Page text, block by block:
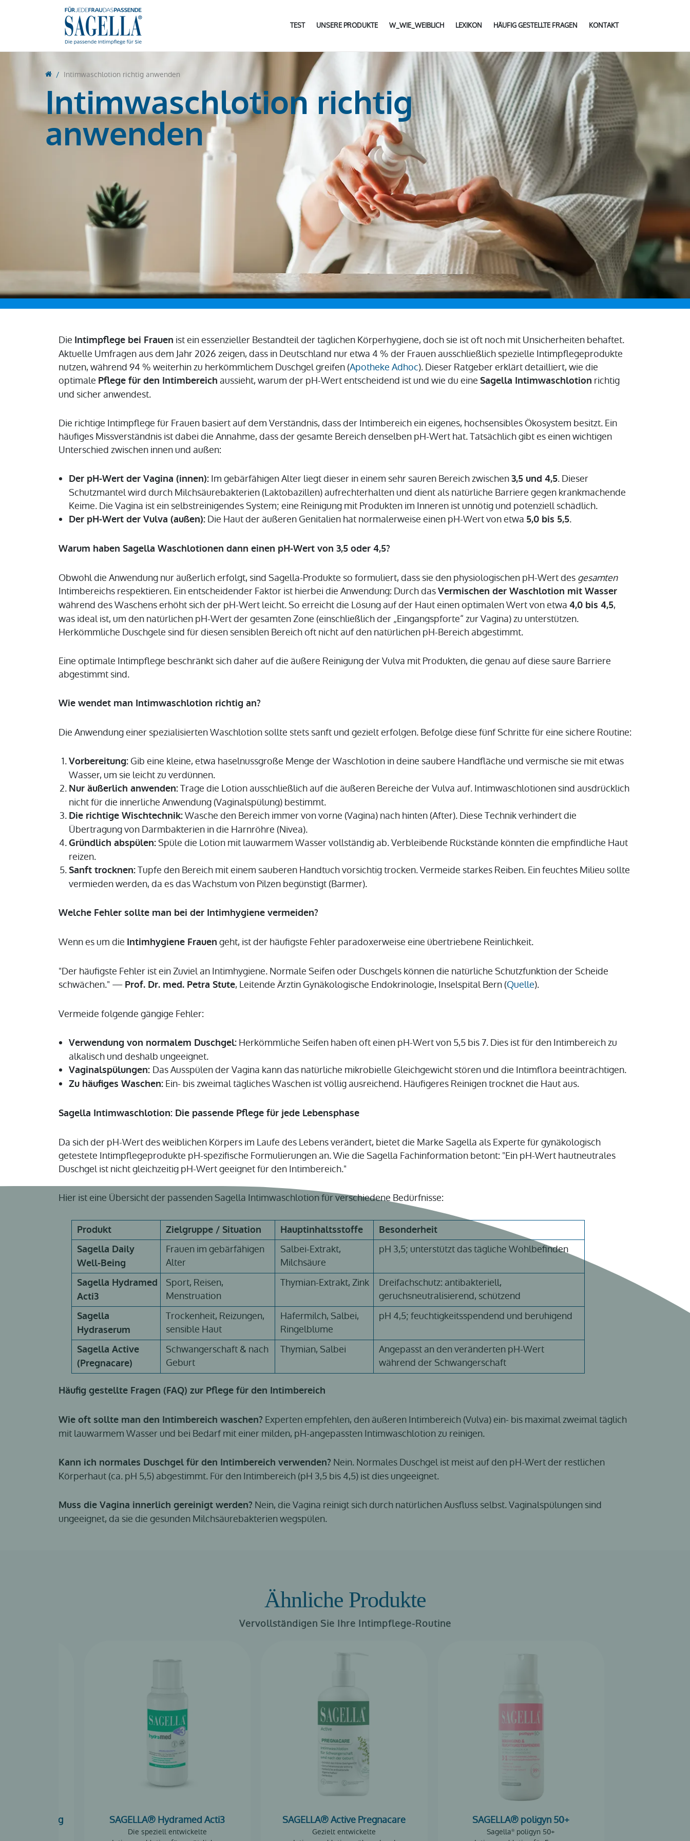
TEST UNSERE PRODUKTE W_WIE_WEIBLICH LEXIKON HÄUFIG GESTELLTE FRAGEN KONTAKT
Intimwaschlotion richtig anwenden
Intimwaschlotion richtig
anwenden
Die Intimpflege bei Frauen ist ein essenzieller Bestandteil der täglichen Körperhygiene, doch sie ist oft noch mit Unsicherheiten behaftet.
Aktuelle Umfragen aus dem Jahr 2026 zeigen, dass in Deutschland nur etwa 4 % der Frauen ausschließlich spezielle Intimpflegeprodukte
nutzen, während 94 % weiterhin zu herkömmlichem Duschgel greifen (Apotheke Adhoc). Dieser Ratgeber erklärt detailliert, wie die
optimale Pflege für den Intimbereich aussieht, warum der pH-Wert entscheidend ist und wie du eine Sagella Intimwaschlotion richtig
und sicher anwendest.
Die richtige Intimpflege für Frauen basiert auf dem Verständnis, dass der Intimbereich ein eigenes, hochsensibles Ökosystem besitzt. Ein
häufiges Missverständnis ist dabei die Annahme, dass der gesamte Bereich denselben pH-Wert hat. Tatsächlich gibt es einen wichtigen
Unterschied zwischen innen und außen:
Der pH-Wert der Vagina (innen): Im gebärfähigen Alter liegt dieser in einem sehr sauren Bereich zwischen3,5 und 4,5. Dieser
Schutzmantel wird durch Milchsäurebakterien (Laktobazillen) aufrechterhalten und dient als natürliche Barriere gegen krankmachende
Keime. Die Vagina ist ein selbstreinigendes System; eine Reinigung mit Produkten im Inneren ist unnötig und potenziell schädlich.
Der pH-Wert der Vulva (außen): Die Haut der äußeren Genitalien hat normalerweise einen pH-Wert von etwa 5,0 bis 5,5.
Warum haben Sagella Waschlotionen dann einen pH-Wert von 3,5 oder 4,5?
Obwohl die Anwendung nur äußerlich erfolgt, sind Sagella-Produkte so formuliert, dass sie den physiologischen pH-Wert des gesamten
Intimbereichs respektieren. Ein entscheidender Faktor ist hierbei die Anwendung: Durch dasVermischen der Waschlotion mit Wasser
während des Waschens erhöht sich der pH-Wert leicht. So erreicht die Lösung auf der Haut einen optimalen Wert von etwa 4,0 bis 4,5,
was ideal ist, um den natürlichen pH-Wert der gesamten Zone (einschließlich der „Eingangspforte“ zur Vagina) zu unterstützen.
Herkömmliche Duschgele sind für diesen sensiblen Bereich oft nicht auf den natürlichen pH-Bereich abgestimmt.
Eine optimale Intimpflege beschränkt sich daher auf die äußere Reinigung der Vulva mit Produkten, die genau auf diese saure Barriere
abgestimmt sind.
Wie wendet man Intimwaschlotion richtig an?
Die Anwendung einer spezialisierten Waschlotion sollte stets sanft und gezielt erfolgen. Befolge diese fünf Schritte für eine sichere Routine:
Vorbereitung: Gib eine kleine, etwa haselnussgroße Menge der Waschlotion in deine saubere Handfläche und vermische sie mit etwas
Wasser, um sie leicht zu verdünnen.
Nur äußerlich anwenden:Trage die Lotion ausschließlich auf die äußeren Bereiche der Vulva auf. Intimwaschlotionen sind ausdrücklich
nicht für die innerliche Anwendung (Vaginalspülung) bestimmt.
Die richtige Wischtechnik:Wasche den Bereich immer von vorne (Vagina) nach hinten (After). Diese Technik verhindert die
Übertragung von Darmbakterien in die Harnröhre (Nivea).
Gründlich abspülen:Spüle die Lotion mit lauwarmem Wasser vollständig ab. Verbleibende Rückstände könnten die empfindliche Haut
reizen.
Sanft trocknen:Tupfe den Bereich mit einem sauberen Handtuch vorsichtig trocken. Vermeide starkes Reiben. Ein feuchtes Milieu sollte
vermieden werden, da es das Wachstum von Pilzen begünstigt (Barmer).
Welche Fehler sollte man bei der Intimhygiene vermeiden?
Wenn es um die Intimhygiene Frauen geht, ist der häufigste Fehler paradoxerweise eine übertriebene Reinlichkeit.
"Der häufigste Fehler ist ein Zuviel an Intimhygiene. Normale Seifen oder Duschgels können die natürliche Schutzfunktion der Scheide
schwächen." — Prof. Dr. med. Petra Stute, Leitende Ärztin Gynäkologische Endokrinologie, Inselspital Bern (Quelle).
Vermeide folgende gängige Fehler:
Verwendung von normalem Duschgel: Herkömmliche Seifen haben oft einen pH-Wert von 5,5 bis 7. Dies ist für den Intimbereich zu
alkalisch und deshalb ungeeignet.
Vaginalspülungen: Das Ausspülen der Vagina kann das natürliche mikrobielle Gleichgewicht stören und die Intimflora beeinträchtigen.
Zu häufiges Waschen: Ein- bis zweimal tägliches Waschen ist völlig ausreichend. Häufigeres Reinigen trocknet die Haut aus.
Sagella Intimwaschlotion: Die passende Pflege für jede Lebensphase
Da sich der pH-Wert des weiblichen Körpers im Laufe des Lebens verändert, bietet die Marke Sagella als Experte für gynäkologisch
getestete Intimpflegeprodukte pH-spezifische Formulierungen an. Wie die Sagella Fachinformation betont: "Ein pH-Wert hautneutrales
Duschgel ist nicht gleichzeitig pH-Wert geeignet für den Intimbereich."
Hier ist eine Übersicht der passenden Sagella Intimwaschlotion für verschiedene Bedürfnisse:
Produkt Zielgruppe / Situation Hauptinhaltsstoffe
Besonderheit
Sagella Daily
Well-Being
Frauen im gebärfähigen
Alter
Salbei-Extrakt,
Milchsäure
pH 3,5; unterstützt das tägliche Wohlbefinden
Sagella Hydramed
Acti3
Sport, Reisen,
Menstruation
Thymian-Extrakt, Zink
Dreifachschutz: antibakteriell,
geruchsneutralisierend, schützend
Sagella
Hydraserum
Trockenheit, Reizungen,
sensible Haut
Hafermilch, Salbei,
Ringelblume
pH 4,5; feuchtigkeitsspendend und beruhigend
Sagella Active
(Pregnacare)
Schwangerschaft & nach
Geburt
Thymian, Salbei
Angepasst an den veränderten pH-Wert
während der Schwangerschaft
Häufig gestellte Fragen (FAQ) zur Pflege für den Intimbereich
Wie oft sollte man den Intimbereich waschen? Experten empfehlen, den äußeren Intimbereich (Vulva) ein- bis maximal zweimal täglich
mit lauwarmem Wasser und bei Bedarf mit einer milden, pH-angepassten Intimwaschlotion zu reinigen.
Kann ich normales Duschgel für den Intimbereich verwenden? Nein. Normales Duschgel ist meist auf den pH-Wert der restlichen
Körperhaut (ca. pH 5,5) abgestimmt. Für den Intimbereich (pH 3,5 bis 4,5) ist dies ungeeignet.
Muss die Vagina innerlich gereinigt werden? Nein, die Vagina reinigt sich durch natürlichen Ausfluss selbst. Vaginalspülungen sind
ungeeignet, da sie die gesunden Milchsäurebakterien wegspülen.
Ähnliche Produkte
Vervollständigen Sie Ihre Intimpflege-Routine
Well-Being SAGELLA® Hydramed Acti3
Die speziell entwickelte
SAGELLA® Active Pregnacare
Gezielt entwickelte
SAGELLA® poligyn 50+
Sagella® poligyn 50+